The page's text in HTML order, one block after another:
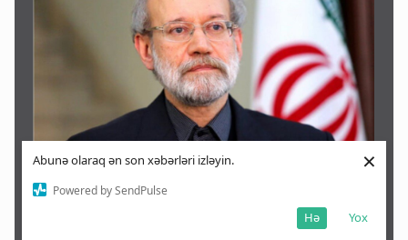
Abunə olaraq ən son xəbərləri izləyin.
Powered by SendPulse
Yox
Hə
×
Laricaninin öldürülməsi barədə yeni xəbər: Oğlu vasitəsilə
ələ keçirilib